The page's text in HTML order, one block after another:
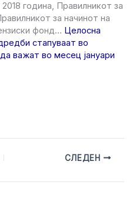
година, Правилникот за
за начинот на
фонд… Целосна
стапуваат во
важат во месец јануари
СЛЕДЕН